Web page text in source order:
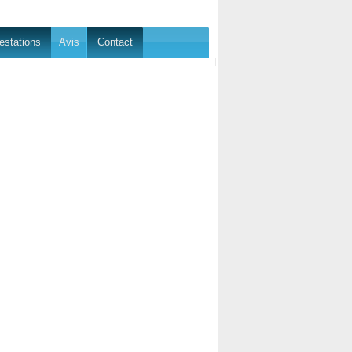
Avis Contact